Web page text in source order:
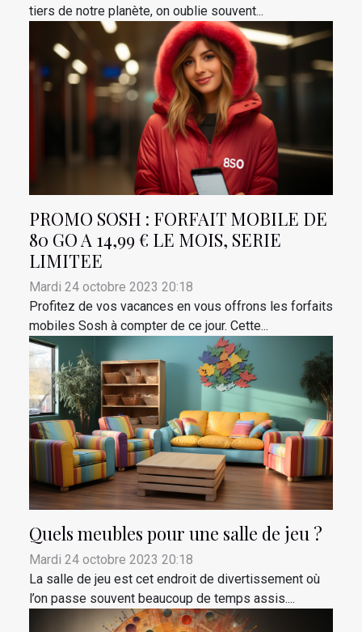
tiers de notre planète, on oublie souvent...
PROMO SOSH : FORFAIT MOBILE DE
80 GO A 14,99 € LE MOIS, SERIE
LIMITEE
Mardi 24 octobre 2023 20:18
Profitez de vos vacances en vous offrons les forfaits
mobiles Sosh à compter de ce jour. Cette...
Quels meubles pour une salle de jeu ?
Mardi 24 octobre 2023 20:18
La salle de jeu est cet endroit de divertissement où
l’on passe souvent beaucoup de temps assis....